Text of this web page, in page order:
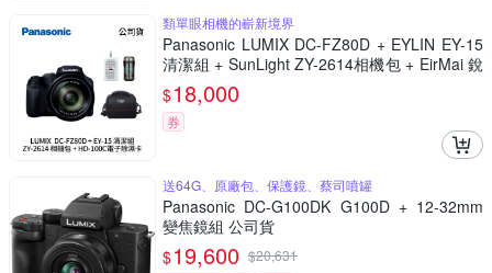
類單眼相機的嶄新境界
Panasonic LUMIX DC-FZ80D + EYLIN EY-15
清潔組 + SunLight ZY-2614相機包 + EirMai 銳
瑪 HD-100C電子除濕卡 FZ80D (公司貨)
$18,000
券
送64G、原廠包、保護鏡、蔡司噴罐
Panasonic DC-G100DK G100D + 12-32mm
變焦鏡組 公司貨
$19,600 $20,631